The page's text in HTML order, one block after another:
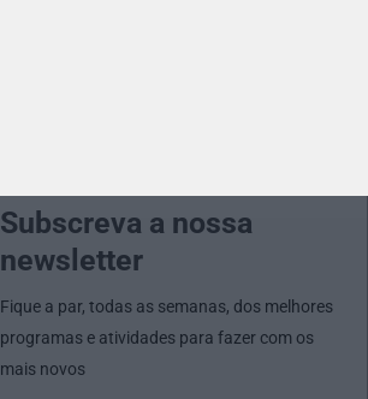
Subscreva a nossa
newsletter
Fique a par, todas as semanas, dos melhores
programas e atividades para fazer com os
mais novos